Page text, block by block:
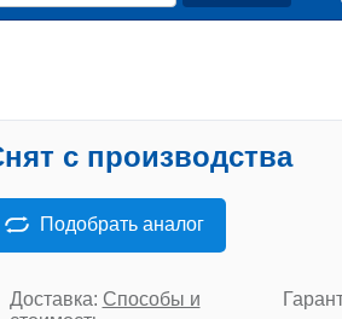
с производства
Подобрать аналог
Доставка: Способы и